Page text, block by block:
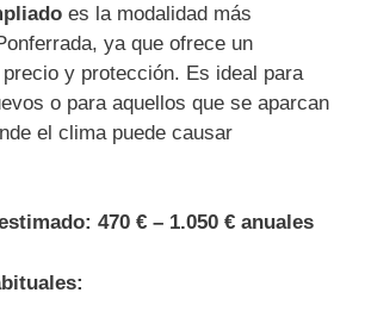
es la modalidad más
ya que ofrece un
y protección. Es ideal para
o para aquellos que se aparcan
el clima puede causar
470 € – 1.050 € anuales